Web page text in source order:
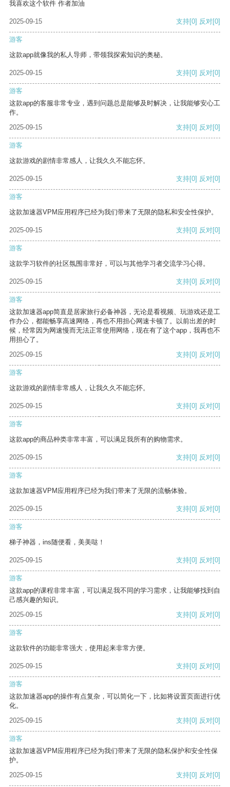
我喜欢这个软件 作者加油
2025-09-15 支持[0] 反对[0]
游客
这款app就像我的私人导师，带领我探索知识的奥秘。
2025-09-15 支持[0] 反对[0]
游客
这款app的客服非常专业，遇到问题总是能够及时解决，让我能够安心工
作。
2025-09-15
支持[0] 反对[0]
游客
这款游戏的剧情非常感人，让我久久不能忘怀。
2025-09-15 支持[0] 反对[0]
游客
这款加速器VPM应用程序已经为我们带来了无限的隐私和安全性保护。
2025-09-15 支持[0] 反对[0]
游客
这款学习软件的社区氛围非常好，可以与其他学习者交流学习心得。
2025-09-15 支持[0] 反对[0]
游客
这款加速器app简直是居家旅行必备神器，无论是看视频、玩游戏还是工
作办公，都能畅享高速网络，再也不用担心网速卡顿了。以前出差的时
候，经常因为网速慢而无法正常使用网络，现在有了这个app，我再也不
用担心了。
2025-09-15
支持[0] 反对[0]
游客
这款游戏的剧情非常感人，让我久久不能忘怀。
2025-09-15 支持[0] 反对[0]
游客
这款app的商品种类非常丰富，可以满足我所有的购物需求。
2025-09-15 支持[0] 反对[0]
游客
这款加速器VPM应用程序已经为我们带来了无限的流畅体验。
2025-09-15 支持[0] 反对[0]
游客
梯子神器，ins随便看，美美哒！
2025-09-15 支持[0] 反对[0]
游客
这款app的课程非常丰富，可以满足我不同的学习需求，让我能够找到自
己感兴趣的知识。
2025-09-15
支持[0] 反对[0]
游客
这款软件的功能非常强大，使用起来非常方便。
2025-09-15 支持[0] 反对[0]
游客
这款加速器app的操作有点复杂，可以简化一下，比如将设置页面进行优
化。
2025-09-15
支持[0] 反对[0]
游客
这款加速器VPM应用程序已经为我们带来了无限的隐私保护和安全性保
护。
2025-09-15
支持[0] 反对[0]